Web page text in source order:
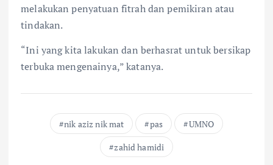
melakukan penyatuan fitrah dan pemikiran atau
tindakan.
“Ini yang kita lakukan dan berhasrat untuk bersikap
terbuka mengenainya,” katanya.
nik aziz nik mat pas
UMNO
zahid hamidi